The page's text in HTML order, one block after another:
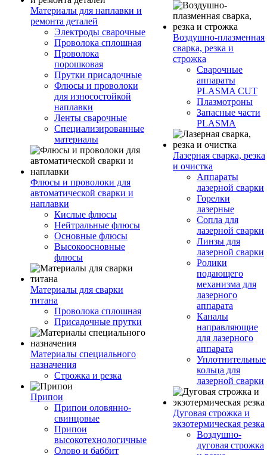
Материалы для наплавки и
ремонта деталей
Электроды сварочные
Проволока сплошная
Проволока
порошковая
Прутки присадочные
Флюсы и проволоки
для износостойкой
наплавки
Ленты сварочные
Специализированные
материалы
Флюсы и проволоки для
автоматической сварки и
наплавки
Кислые флюсы
Нейтральные флюсы
Основные флюсы
Высокоосновные
флюсы
Материалы для сварки
титана
Проволока сплошная
Присадочные прутки
Материалы специального
назначения
Строжка и резка
Припои
Припои оловянно-
свинцовые
Припои
высокотехнологичные
Олово и баббит
Воздушно-плазменная
сварка, резка и
строжка
Сварочные
аппараты
PLASMA CUT
Плазмотроны
Запасные части
PLASMA
Лазерная сварка, резка
и очистка
Аппараты
лазерной сварки
Горелки
лазерные
Сопла для
лазерной сварки
Линзы для
лазерной сварки
Ролики
подающего
механизма для
лазерного
аппарата
Каналы
направляющие
для лазерного
аппарата
Уплотнительные
кольца для
лазерной сварки
Дуговая строжка и
экзотермическая резка
Воздушно-
дуговая строжка